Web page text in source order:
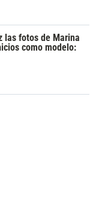
las fotos de Marina
como modelo: